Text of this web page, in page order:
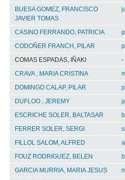
BUESA GOMEZ, FRANCISCO
JAVIER TOMAS
CASINO FERRANDO, PATRICIA
CODOÑER FRANCH, PILAR
COMAS ESPADAS, IÑAKI
-
CRAVA , MARIA CRISTINA
DOMINGO CALAP, PILAR
DUFLOO , JEREMY
ESCRICHE SOLER, BALTASAR
FERRER SOLER, SERGI
FILLOL SALOM, ALFRED
FOUZ RODRIGUEZ, BELEN
GARCIA MURRIA, MARIA JESUS